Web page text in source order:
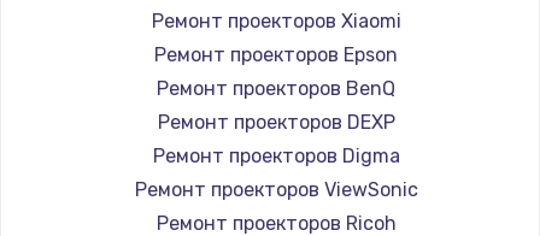
Замена Bluetooth/Wi-Fi модуля
800 руб.
Заказать
Замена картридера
890 руб.
Ремонт проекторов Xiaomi
Ремонт проекторов Epson
Ремонт проекторов BenQ
Ремонт проекторов DEXP
Ремонт проекторов Digma
Ремонт проекторов ViewSonic
Ремонт проекторов Ricoh